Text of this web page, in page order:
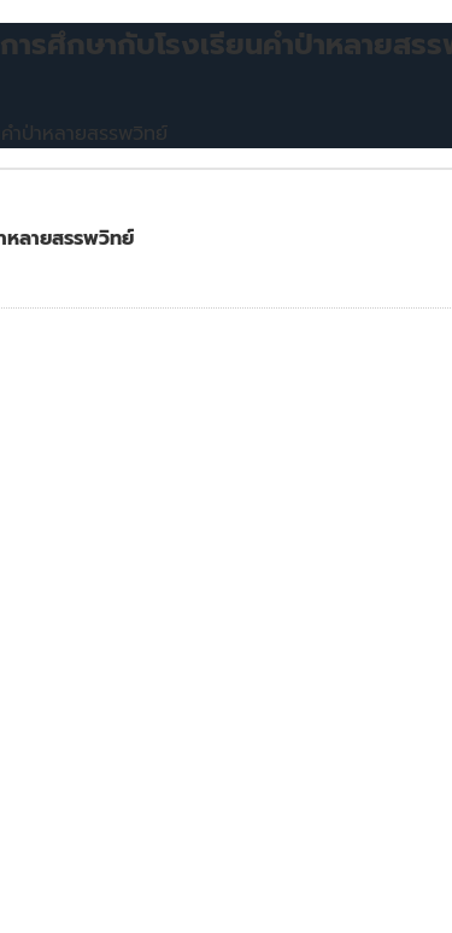
รศึกษากับโรงเรียนคำป่าหลายสร
ำป่าหลายสรรพวิทย์
หลายสรรพวิทย์